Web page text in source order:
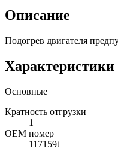
Описание
Подогрев двигателя
Характеристики
Основные
Кратность отгрузки
1
ОЕМ номер
117159t